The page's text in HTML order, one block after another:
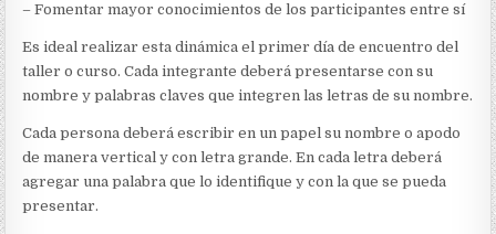
– Fomentar mayor conocimientos de los participantes entre sí
Es ideal realizar esta dinámica el primer día de encuentro del
taller o curso. Cada integrante deberá presentarse con su
nombre y palabras claves que integren las letras de su nombre.
Cada persona deberá escribir en un papel su nombre o apodo
de manera vertical y con letra grande. En cada letra deberá
agregar una palabra que lo identifique y con la que se pueda
presentar.